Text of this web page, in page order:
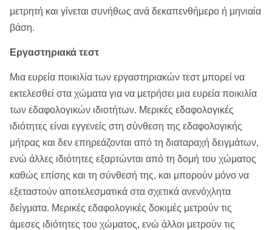
μετρητή και γίνεται συνήθως ανά δεκαπενθήμερο ή μηνιαία
βάση.
Εργαστηριακά τεστ
Μια ευρεία ποικιλία των εργαστηριακών τεστ μπορεί να
εκτελεσθεί στα χώματα για να μετρήσει μια ευρεία ποικιλία
των εδαφολογικών ιδιοτήτων. Μερικές εδαφολογικές
ιδιότητες είναι εγγενείς στη σύνθεση της εδαφολογικής
μήτρας και δεν επηρεάζονται από τη διαταραχή δειγμάτων,
ενώ άλλες ιδιότητες εξαρτώνται από τη δομή του χώματος
καθώς επίσης και τη σύνθεσή της, και μπορούν μόνο να
εξεταστούν αποτελεσματικά στα σχετικά ανενόχλητα
δείγματα. Μερικές εδαφολογικές δοκιμές μετρούν τις
άμεσες ιδιότητες του χώματος, ενώ άλλοι μετρούν τις